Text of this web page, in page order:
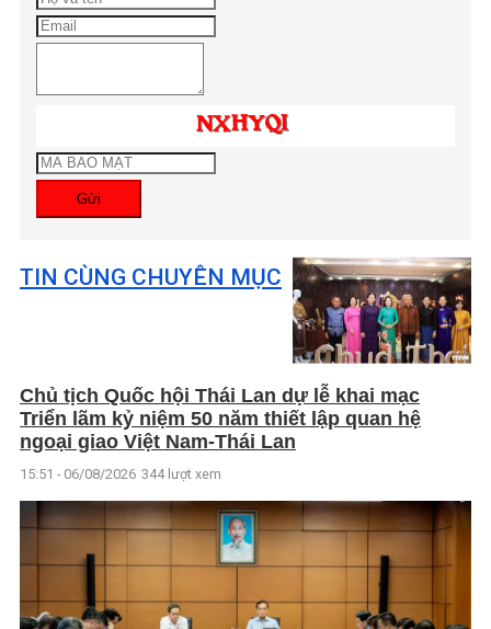
Gửi
TIN CÙNG CHUYÊN MỤC
Chủ tịch Quốc hội Thái Lan dự lễ khai mạc
Triển lãm kỷ niệm 50 năm thiết lập quan hệ
ngoại giao Việt Nam-Thái Lan
15:51 - 06/08/2026 344 lượt xem